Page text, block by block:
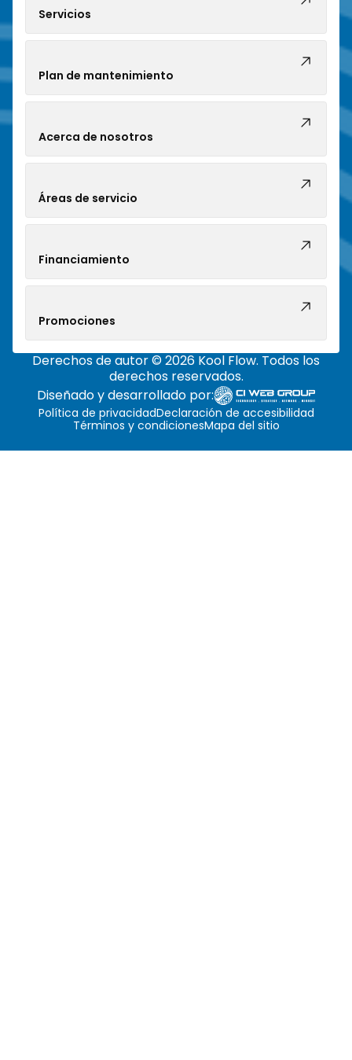
Servicios
Plan de mantenimiento
Acerca de nosotros
Áreas de servicio
Financiamiento
Promociones
Derechos de autor © 2026 Kool Flow. Todos los
derechos reservados.
Diseñado y desarrollado por:
Política de privacidadDeclaración de accesibilidad
Términos y condicionesMapa del sitio